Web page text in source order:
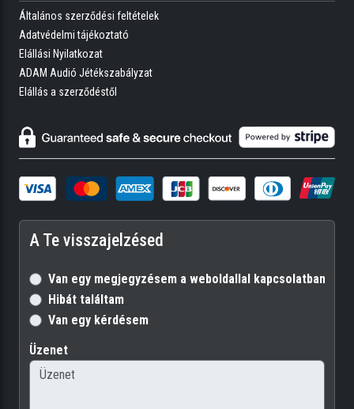
Általános szerződési feltételek
Adatvédelmi tájékoztató
Elállási Nyilatkozat
ADAM Audió Jétékszabályzat
Elállás a szerződéstől
A Te visszajelzésed
Van egy megjegyzésem a weboldallal kapcsolatban
Hibát találtam
Van egy kérdésem
Üzenet